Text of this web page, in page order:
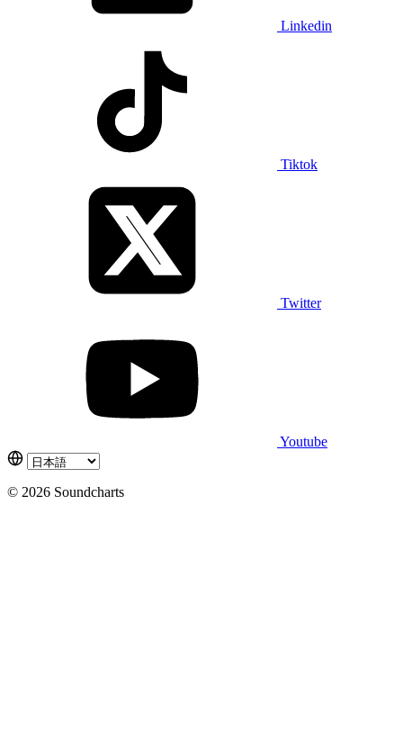
Linkedin
Tiktok
Twitter
Youtube
© 2026 Soundcharts